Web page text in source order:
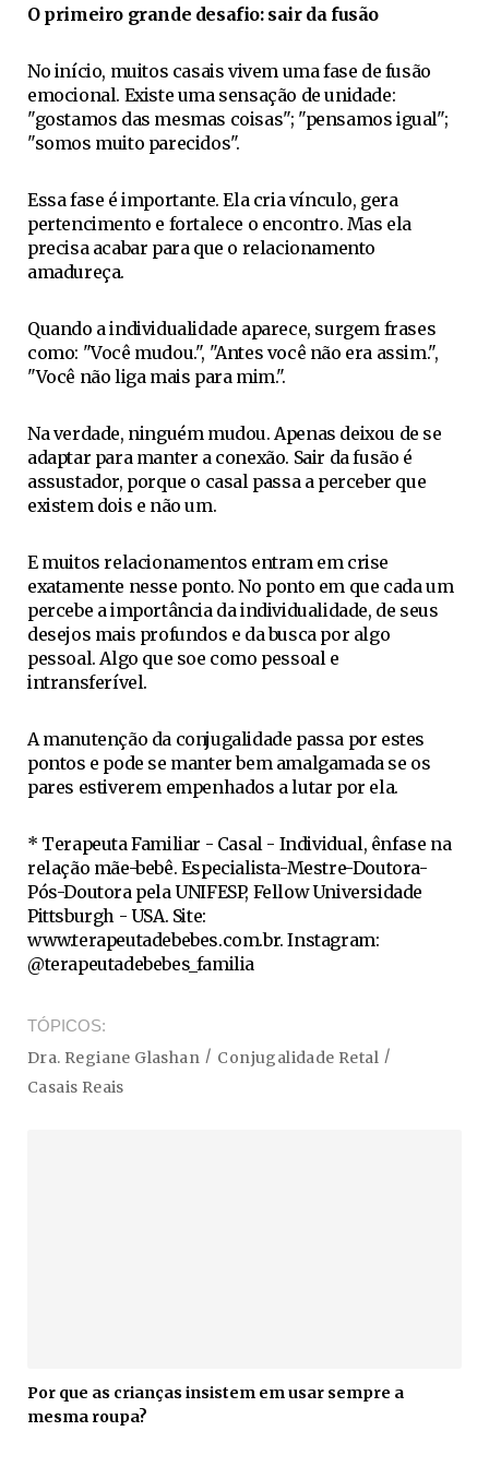
O primeiro grande desafio: sair da fusão
No início, muitos casais vivem uma fase de fusão
emocional. Existe uma sensação de unidade:
"gostamos das mesmas coisas"; "pensamos igual";
"somos muito parecidos".
Essa fase é importante. Ela cria vínculo, gera
pertencimento e fortalece o encontro. Mas ela
precisa acabar para que o relacionamento
amadureça.
Quando a individualidade aparece, surgem frases
como: "Você mudou.", "Antes você não era assim.",
"Você não liga mais para mim.".
Na verdade, ninguém mudou. Apenas deixou de se
adaptar para manter a conexão. Sair da fusão é
assustador, porque o casal passa a perceber que
existem dois e não um.
E muitos relacionamentos entram em crise
exatamente nesse ponto. No ponto em que cada um
percebe a importância da individualidade, de seus
desejos mais profundos e da busca por algo
pessoal. Algo que soe como pessoal e
intransferível.
A manutenção da conjugalidade passa por estes
pontos e pode se manter bem amalgamada se os
pares estiverem empenhados a lutar por ela.
* Terapeuta Familiar - Casal - Individual, ênfase na
relação mãe-bebê. Especialista-Mestre-Doutora-
Pós-Doutora pela UNIFESP, Fellow Universidade
Pittsburgh - USA. Site:
www.terapeutadebebes.com.br. Instagram:
@terapeutadebebes_familia
TÓPICOS
Dra. Regiane Glashan
Conjugalidade Retal
Casais Reais
Por que as crianças insistem em usar sempre a
mesma roupa?